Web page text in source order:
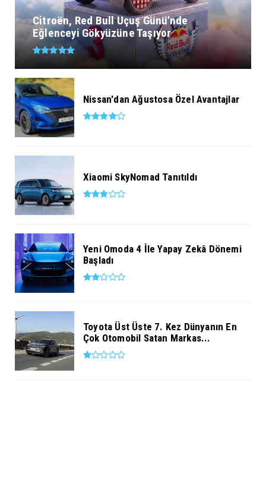
Citroën, Red Bull Uçuş Günü'nde
Eğlenceyi Gökyüzüne Taşıyor
Nissan'dan Ağustosa Özel Avantajlar
Xiaomi SkyNomad Tanıtıldı
Yeni Omoda 4 İle Yapay Zekâ Dönemi
Başladı
Toyota Üst Üste 7. Kez Dünyanın En
Çok Otomobil Satan Markas...